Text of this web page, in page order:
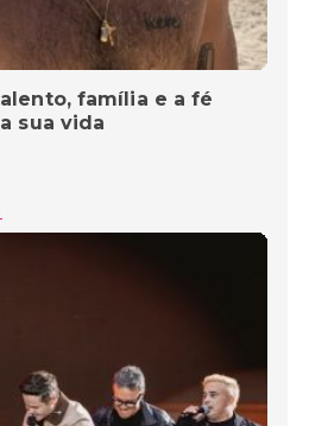
família e a fé
sua vida